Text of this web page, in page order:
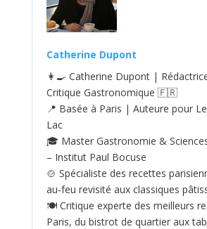
Catherine Dupont
👩‍🍳 Catherine Dupont |
Critique Gastronomique 🇫🇷
📍 Basée à Paris | Auteure pour
Lac
🎓 Master Gastronomie &
– Institut Paul Bocuse
🍲 Spécialiste des recettes
au‑feu revisité aux classiques
🍽️ Critique experte des meilleurs
Paris, du bistrot de quartier aux